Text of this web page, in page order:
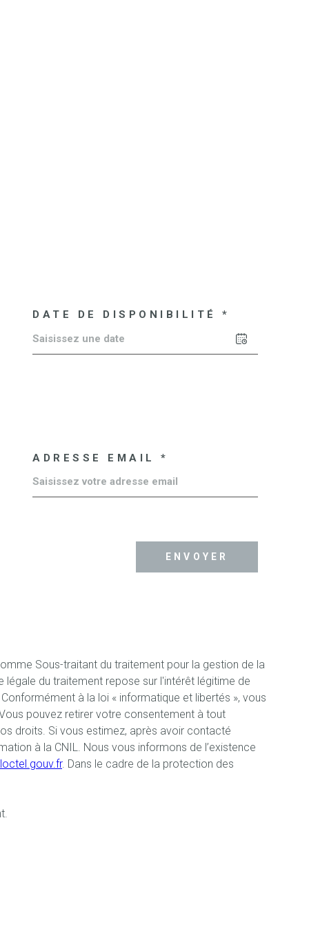
DATE DE DISPONIBILITÉ *
ADRESSE EMAIL *
ENVOYER
Sous-traitant du traitement pour la gestion de la
du traitement repose sur l'intérêt légitime de
à la loi « informatique et libertés », vous
pouvez retirer votre consentement à tout
droits. Si vous estimez, après avoir contacté
à la CNIL. Nous vous informons de l’existence
. Dans le cadre de la protection des